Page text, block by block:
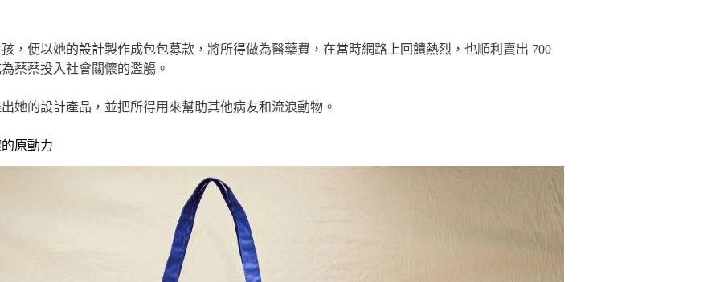
，便以她的設計製作成包包募款，將所得做為醫藥費，在當時網路上回饋熱烈，也順利賣出 700
蔡蔡投入社會關懷的濫觴。
她的設計產品，並把所得用來幫助其他病友和流浪動物。
原動力